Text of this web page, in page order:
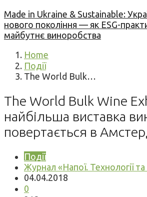
Made in Ukraine & Sustainable:
нового покоління — як ESG-
майбутнє виноробства
Home
Події
The World Bulk…
The World Bulk Wine
найбільша виставка
повертається в
Події
Журнал «Напої. Технології та
04.04.2018
0